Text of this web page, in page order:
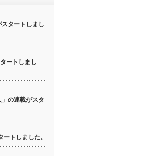
スタートしまし
ートしまし
」の連載がスタ
ートしました。